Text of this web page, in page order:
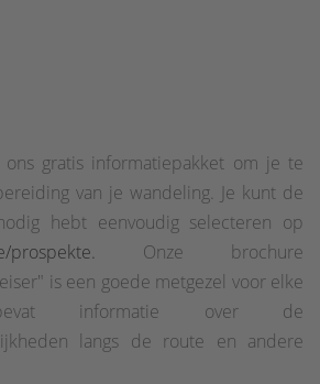
ons gratis informatiepakket om je te
van je wandeling. Je kunt de
hebt eenvoudig selecteren op
prospekte. Onze brochure
is een goede metgezel voor elke
informatie over de
langs de route en andere